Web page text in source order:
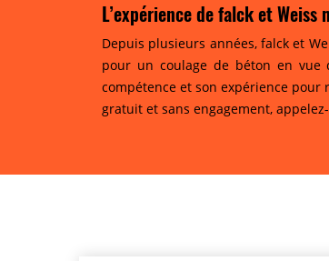
L’expérience de falck et
Depuis plusieurs années, falck et
pour un coulage de béton en vue
compétence et son expérience
gratuit et sans engagement,